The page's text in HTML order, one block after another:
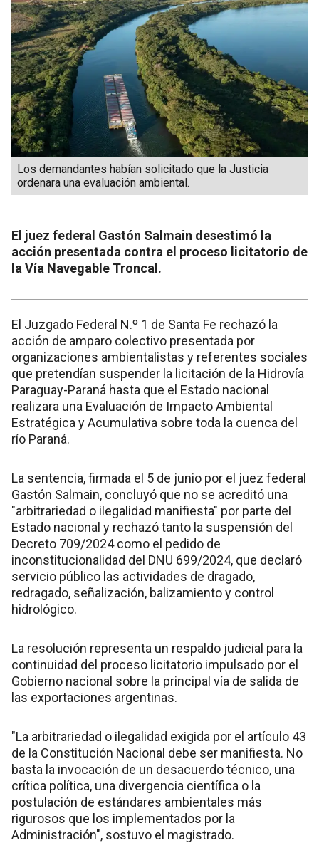
Los demandantes habían solicitado que la Justicia
ordenara una evaluación ambiental.
El juez federal Gastón Salmain desestimó la
acción presentada contra el proceso licitatorio de
la Vía Navegable Troncal.
El Juzgado Federal N.º 1 de Santa Fe rechazó la
acción de amparo colectivo presentada por
organizaciones ambientalistas y referentes sociales
que pretendían suspender la licitación de la Hidrovía
Paraguay-Paraná hasta que el Estado nacional
realizara una Evaluación de Impacto Ambiental
Estratégica y Acumulativa sobre toda la cuenca del
río Paraná.
La sentencia, firmada el 5 de junio por el juez federal
Gastón Salmain, concluyó que no se acreditó una
"arbitrariedad o ilegalidad manifiesta" por parte del
Estado nacional y rechazó tanto la suspensión del
Decreto 709/2024 como el pedido de
inconstitucionalidad del DNU 699/2024, que declaró
servicio público las actividades de dragado,
redragado, señalización, balizamiento y control
hidrológico.
La resolución representa un respaldo judicial para la
continuidad del proceso licitatorio impulsado por el
Gobierno nacional sobre la principal vía de salida de
las exportaciones argentinas.
"La arbitrariedad o ilegalidad exigida por el artículo 43
de la Constitución Nacional debe ser manifiesta. No
basta la invocación de un desacuerdo técnico, una
crítica política, una divergencia científica o la
postulación de estándares ambientales más
rigurosos que los implementados por la
Administración", sostuvo el magistrado.